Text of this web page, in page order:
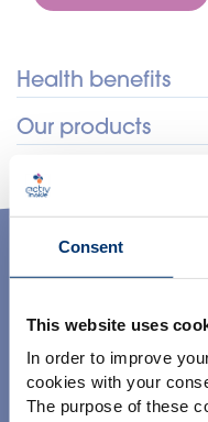
Consent
This website uses
In order to improve
cookies with your
The purpose of these
Health benefits
Salute del cuore
Salute dell'apparato
antibacterial action
Sindrome
menstrual cycles
Our products
PR-0244
Cumino interno EX
SINDROME PREMESTRUALE
Estratto secco